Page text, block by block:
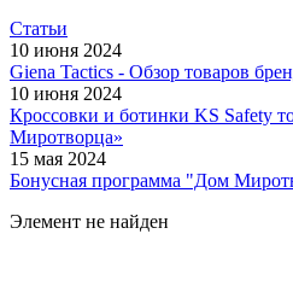
Статьи
10 июня 2024
Giena Tactics - Обзор товаров
10 июня 2024
Кроссовки и ботинки KS Safety
Миротворца»
15 мая 2024
Бонусная программа "Дом
Элемент не найден